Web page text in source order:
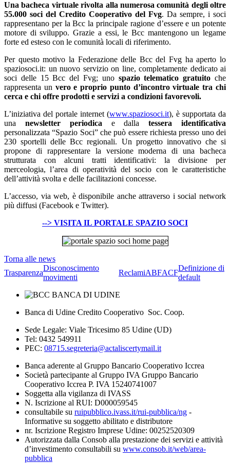
Una bacheca virtuale rivolta alla numerosa comunità degli oltre
55.000 soci del Credito Cooperativo del Fvg. Da sempre, i soci
rappresentano per la Bcc la principale ragione d’essere e un potente
motore di sviluppo. Grazie a essi, le Bcc mantengono un legame
forte ed esteso con le comunità locali di riferimento.
Per questo motivo la Federazione delle Bcc del Fvg ha aperto lo
spaziosoci.it: un nuovo servizio on line, completamente dedicato ai
soci delle 15 Bcc del Fvg; unospazio telematico gratuito che
rappresenta un vero e proprio punto d’incontro virtuale tra chi
cerca e chi offre prodotti e servizi a condizioni favorevoli.
L’iniziativa del portale internet (www.spaziosoci.it), è supportata da
una newsletter periodica e dallatessera identificativa
personalizzata “Spazio Soci” che può essere richiesta presso uno dei
230 sportelli delle Bcc regionali. Un progetto innovativo che si
propone di rappresentare la versione moderna di una bacheca
strutturata con alcuni tratti identificativi: la divisione per
merceologia, l’area di operatività del socio con le caratteristiche
dell’attività svolta e delle facilitazioni concesse.
L’accesso, via web, è disponibile anche attraverso i social network
più diffusi (Facebook e Twitter).
--> VISITA IL PORTALE SPAZIO SOCI
Torna alle news
Trasparenza
Disconoscimento
movimenti
ReclamiABFACF
Definizione di
default
Banca di Udine Credito Cooperativo Soc. Coop.
Sede Legale: Viale Tricesimo 85 Udine (UD)
Tel: 0432 549911
PEC: 08715.segreteria@actaliscertymail.it
Banca aderente al Gruppo Bancario Cooperativo Iccrea
Società partecipante al Gruppo IVA Gruppo Bancario
Cooperativo Iccrea P. IVA 15240741007
Soggetta alla vigilanza di IVASS
N. Iscrizione al RUI: D000059545
consultabile su ruipubblico.ivass.it/rui-pubblica/ng -
Informative su soggetto abilitato e distributore
nr. Iscrizione Registro Imprese Udine: 00252520309
Autorizzata dalla Consob alla prestazione dei servizi e attività
d’investimento consultabili su www.consob.it/web/area-
pubblica